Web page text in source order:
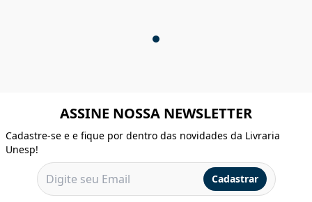
ASSINE NOSSA NEWSLETTER
Cadastre-se e e fique por dentro das novidades da Livraria
Unesp!
Cadastrar